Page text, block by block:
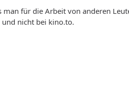
für die Arbeit von anderen
nicht bei kino.to.